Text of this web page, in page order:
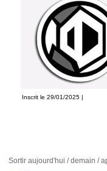
Inscrit le 29/01/2025 |
Sortir aujourd'hui / demain /